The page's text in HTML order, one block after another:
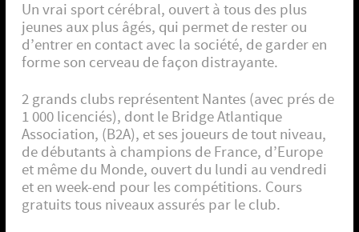
Un vrai sport cérébral, ouvert à tous des plus
jeunes aux plus âgés, qui permet de rester ou
d’entrer en contact avec la société, de garder en
forme son cerveau de façon distrayante.
2 grands clubs représentent Nantes (avec prés de
1 000 licenciés), dont le Bridge Atlantique
Association, (B2A), et ses joueurs de tout niveau,
de débutants à champions de France, d’Europe
et même du Monde, ouvert du lundi au vendredi
et en week-end pour les compétitions. Cours
gratuits tous niveaux assurés par le club.